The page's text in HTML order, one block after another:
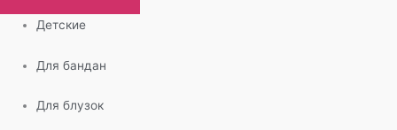
Детские
Для бандан
Для блузок